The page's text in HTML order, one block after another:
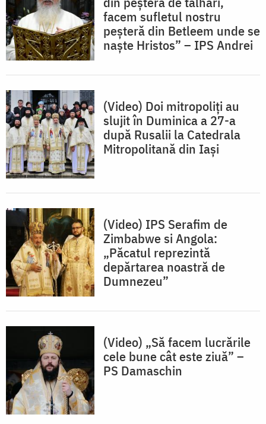
facem sufletul nostru
peșteră din Betleem unde se
naște Hristos” – IPS Andrei
(Video) Doi mitropoliți au
slujit în Duminica a 27-a
după Rusalii la Catedrala
Mitropolitană din Iași
(Video) IPS Serafim de
Zimbabwe si Angola:
„Păcatul reprezintă
depărtarea noastră de
Dumnezeu”
(Video) „Să facem lucrările
cele bune cât este ziuă” –
PS Damaschin